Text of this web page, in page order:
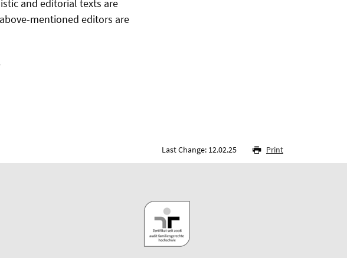
and editorial texts are
mentioned editors are
Last Change: 12.02.25 Print